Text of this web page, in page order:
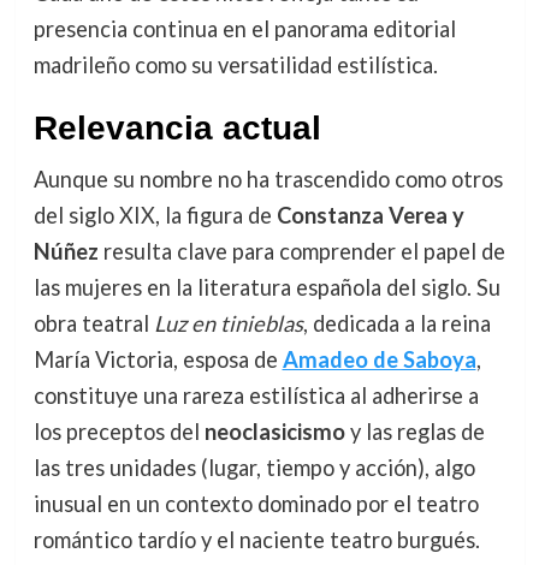
presencia continua en el panorama editorial
madrileño como su versatilidad estilística.
Relevancia actual
Aunque su nombre no ha trascendido como otros
del siglo XIX, la figura de Constanza Verea y
Núñez resulta clave para comprender el papel de
las mujeres en la literatura española del siglo. Su
obra teatral Luz en tinieblas, dedicada a la reina
María Victoria, esposa de Amadeo de Saboya,
constituye una rareza estilística al adherirse a
los preceptos del neoclasicismoy las reglas de
las tres unidades (lugar, tiempo y acción), algo
inusual en un contexto dominado por el teatro
romántico tardío y el naciente teatro burgués.